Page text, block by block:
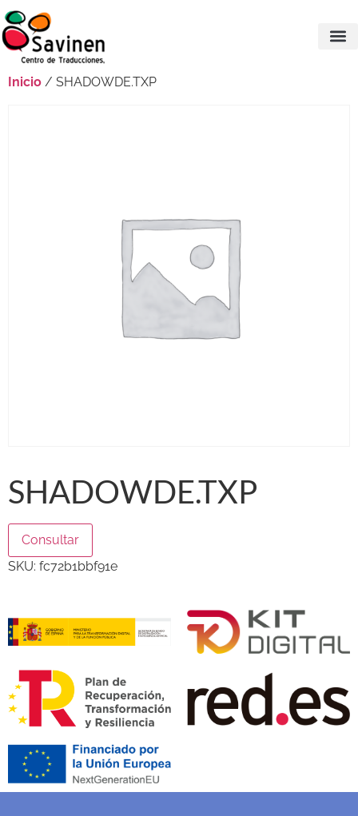
Inicio / SHADOWDE.TXP
SHADOWDE.TXP
Consultar
SKU: fc72b1bbf91e